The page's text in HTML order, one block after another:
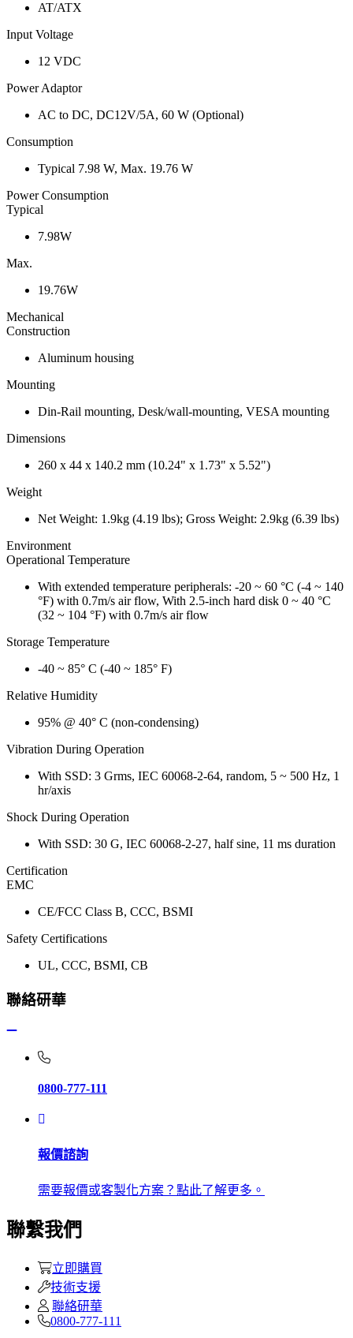
AT/ATX
Input Voltage
12 VDC
Power Adaptor
AC to DC, DC12V/5A, 60 W (Optional)
Consumption
Typical 7.98 W, Max. 19.76 W
Power Consumption
Typical
7.98W
Max.
19.76W
Mechanical
Construction
Aluminum housing
Mounting
Din-Rail mounting, Desk/wall-mounting, VESA mounting
Dimensions
260 x 44 x 140.2 mm (10.24" x 1.73" x 5.52")
Weight
Net Weight: 1.9kg (4.19 lbs); Gross Weight: 2.9kg (6.39 lbs)
Environment
Operational Temperature
With extended temperature peripherals: -20 ~ 60 °C (-4 ~ 140
°F) with 0.7m/s air flow, With 2.5-inch hard disk 0 ~ 40 °C
(32 ~ 104 °F) with 0.7m/s air flow
Storage Temperature
-40 ~ 85° C (-40 ~ 185° F)
Relative Humidity
95% @ 40° C (non-condensing)
Vibration During Operation
With SSD: 3 Grms, IEC 60068-2-64, random, 5 ~ 500 Hz, 1
hr/axis
Shock During Operation
With SSD: 30 G, IEC 60068-2-27, half sine, 11 ms duration
Certification
EMC
CE/FCC Class B, CCC, BSMI
Safety Certifications
UL, CCC, BSMI, CB
聯絡研華
0800-777-111
報價諮詢
需要報價或客製化方案？點此了解更多。
聯繫我們
立即購買
技術支援
聯絡研華
0800-777-111